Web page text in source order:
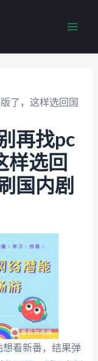
了，这样选回国
再找pc
样选回
国内剧
看新番，结果弹